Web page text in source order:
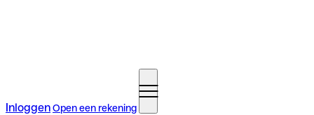
InloggenOpen een rekening